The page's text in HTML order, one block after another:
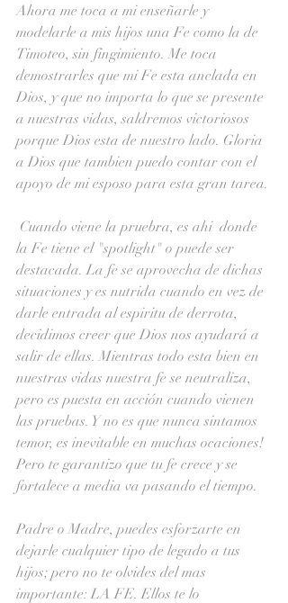
Ahora me toca a mi enseñarle y
modelarle a mis hijos una Fe como la de
Timoteo, sin fingimiento. Me toca
demostrarles que mi Fe esta anclada en
Dios, y que no importa lo que se presente
a nuestras vidas, saldremos victoriosos
porque Dios esta de nuestro lado. Gloria
a Dios que tambien puedo contar con el
apoyo de mi esposo para esta gran tarea.
la Fe tiene el "spotlight" o puede ser
destacada. La fe se aprovecha de dichas
situaciones y es nutrida cuando en vez de
darle entrada al espiritu de derrota,
decidimos creer que Dios nos ayudará a
salir de ellas. Mientras todo esta bien en
nuestras vidas nuestra fe se neutraliza,
pero es puesta en acción cuando vienen
las pruebas. Y no es que nunca sintamos
temor, es inevitable en muchas ocaciones!
Pero te garantizo que tu fe crece y se
fortalece a media va pasando el tiempo.
Padre o Madre, puedes esforzarte en
dejarle cualquier tipo de legado a tus
hijos; pero no te olvides del mas
importante: LA FE. Ellos te lo